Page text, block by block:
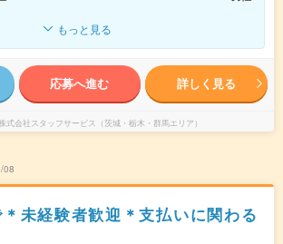
もっと見る
応募へ進む 詳しく見る
式会社スタッフサービス（茨城・栃木・群馬エリア）
08
未経験者歓迎＊支払いに関わる